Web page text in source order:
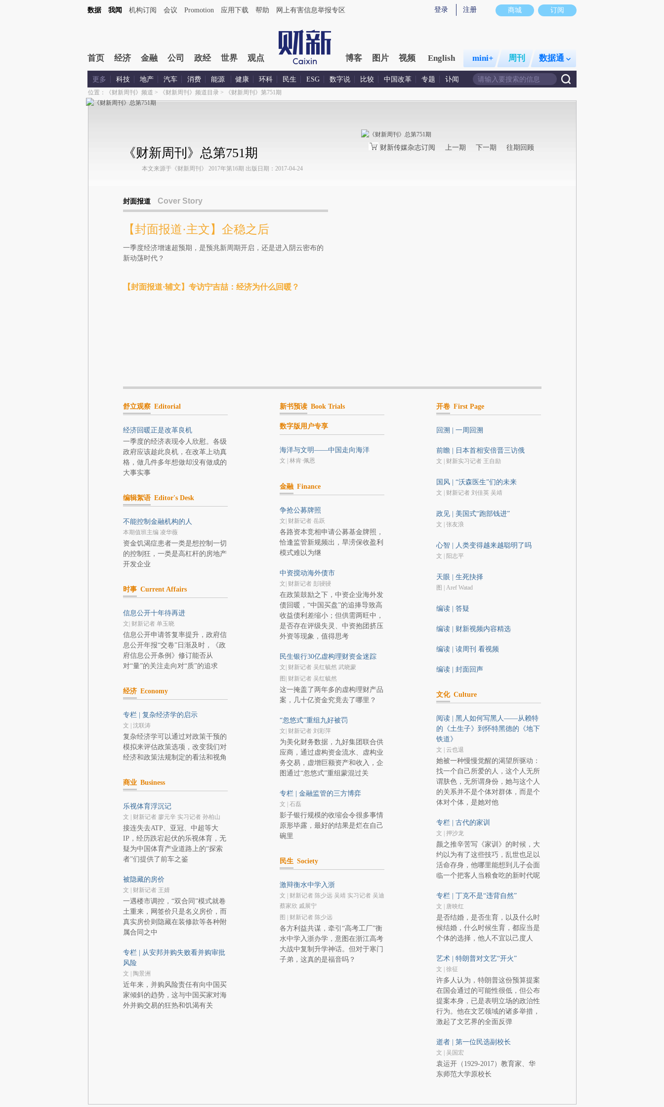
商城 订阅
登录 注册
数据 我闻 机构订阅 会议 Promotion 应用下载 帮助 网上有害信息举报专区
首页 经济 金融 公司 政经 世界 观点 博客 图片 视频 English mini+ 周刊 数据通
更多 科技 地产 汽车 消费 能源 健康 环科 民生 ESG 数字说 比较 中国改革 专题 讣闻
位置： 《财新周刊》频道 > 《财新周刊》频道目录> 《财新周刊》第751期
《财新周刊》总第751期
本文来源于《财新周刊》 2017年第16期 出版日期：2017-04-24
封面报道 Cover Story
【封面报道·主文】企稳之后
一季度经济增速超预期，是预兆新周期开启，还是进入阴云密布的
新动荡时代？
【封面报道·辅文】专访宁吉喆：经济为什么回暖？
财新传媒杂志订阅 上一期 下一期 往期回顾
舒立观察 Editorial
经济回暖正是改革良机
一季度的经济表现令人欣慰。各级
政府应该趁此良机，在改革上动真
格，做几件多年想做却没有做成的
大事实事
编辑絮语 Editor's Desk
不能控制金融机构的人
本期值班主编 凌华薇
资金饥渴症患者一类是想控制一切
的控制狂，一类是高杠杆的房地产
开发企业
时事 Current Affairs
信息公开十年待再进
文| 财新记者 单玉晓
信息公开申请答复率提升，政府信
息公开年报“交卷”日渐及时，《政
府信息公开条例》修订能否从
对“量”的关注走向对“质”的追求
经济 Economy
专栏 | 复杂经济学的启示
文 | 沈联涛
复杂经济学可以通过对政策干预的
模拟来评估政策选项，改变我们对
经济和政策法规制定的看法和视角
商业 Business
乐视体育浮沉记
文 | 财新记者 廖元辛 实习记者 孙柏山
接连失去ATP、亚冠、中超等大
IP，经历跌宕起伏的乐视体育，无
疑为中国体育产业道路上的“探索
者”们提供了前车之鉴
被隐藏的房价
文 | 财新记者 王婧
一遇楼市调控，“双合同”模式就卷
土重来，网签价只是名义房价，而
真实房价则隐藏在装修款等各种附
属合同之中
专栏 | 从安邦并购失败看并购审批
风险
文 | 陶景洲
近年来，并购风险责任有向中国买
家倾斜的趋势，这与中国买家对海
外并购交易的狂热和饥渴有关
新书预读 Book Trials
数字版用户专享
海洋与文明——中国走向海洋
文 | 林肯·佩恩
金融 Finance
争抢公募牌照
文| 财新记者 岳跃
各路资本竞相申请公募基金牌照，
恰逢监管新规频出，旱涝保收盈利
模式难以为继
中资搅动海外债市
文| 财新记者 彭骎骎
在政策鼓励之下，中资企业海外发
债回暖，“中国买盘”的追捧导致高
收益债利差缩小；但供需两旺中，
是否存在评级失灵、中资抱团挤压
外资等现象，值得思考
民生银行30亿虚构理财资金迷踪
文| 财新记者 吴红毓然 武晓蒙
图| 财新记者 吴红毓然
这一掩盖了两年多的虚构理财产品
案，几十亿资金究竟去了哪里？
“忽悠式”重组九好被罚
文| 财新记者 刘彩萍
为美化财务数据，九好集团联合供
应商，通过虚构资金流水、虚构业
务交易，虚增巨额资产和收入，企
图通过“忽悠式”重组蒙混过关
专栏 | 金融监管的三方博弈
文 | 石磊
影子银行规模的收缩会令很多事情
原形毕露，最好的结果是烂在自己
碗里
民生 Society
激辩衡水中学入浙
文 | 财新记者 陈少远 吴靖 实习记者 吴迪
蔡家欣 戚展宁
图 | 财新记者 陈少远
各方利益共谋，牵引“高考工厂”衡
水中学入浙办学，意图在浙江高考
大战中复制升学神话。但对于寒门
子弟，这真的是福音吗？
开卷 First Page
回溯 | 一周回溯
前瞻 | 日本首相安倍晋三访俄
文 | 财新实习记者 王自励
国风 | “沃森医生”们的未来
文 | 财新记者 刘佳英 吴靖
政见 | 美国式“跑部钱进”
文 | 张友浪
心智 | 人类变得越来越聪明了吗
文 | 阳志平
天眼 | 生死抉择
图 | Aref Watad
编读 | 答疑
编读 | 财新视频内容精选
编读 | 读周刊 看视频
编读 | 封面回声
文化 Culture
阅读 | 黑人如何写黑人——从赖特
的《土生子》到怀特黑德的《地下
铁道》
文 | 云也退
她被一种慢慢觉醒的渴望所驱动：
找一个自己所爱的人，这个人无所
谓肤色，无所谓身份，她与这个人
的关系并不是个体对群体，而是个
体对个体，是她对他
专栏 | 古代的家训
文 | 押沙龙
颜之推辛苦写《家训》的时候，大
约以为有了这些技巧，乱世也足以
活命存身，他哪里能想到儿子会面
临一个把客人当粮食吃的新时代呢
专栏 | 丁克不是“违背自然”
文 | 唐映红
是否结婚，是否生育，以及什么时
候结婚，什么时候生育，都应当是
个体的选择，他人不宜以己度人
艺术 | 特朗普对文艺“开火”
文 | 徐征
许多人认为，特朗普这份预算提案
在国会通过的可能性很低，但公布
提案本身，已是表明立场的政治性
行为。他在文艺领域的诸多举措，
激起了文艺界的全面反弹
逝者 | 第一位民选副校长
文 | 吴国宏
袁运开（1929-2017）教育家、华
东师范大学原校长